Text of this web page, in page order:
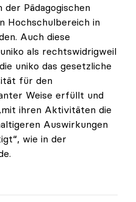
Pädagogischen
Hochschulbereich in
Auch diese
als rechtswidrigweil
uniko das gesetzliche
für den
Weise erfüllt und
ihren Aktivitäten die
Auswirkungen
wie in der
entsendet nun doch